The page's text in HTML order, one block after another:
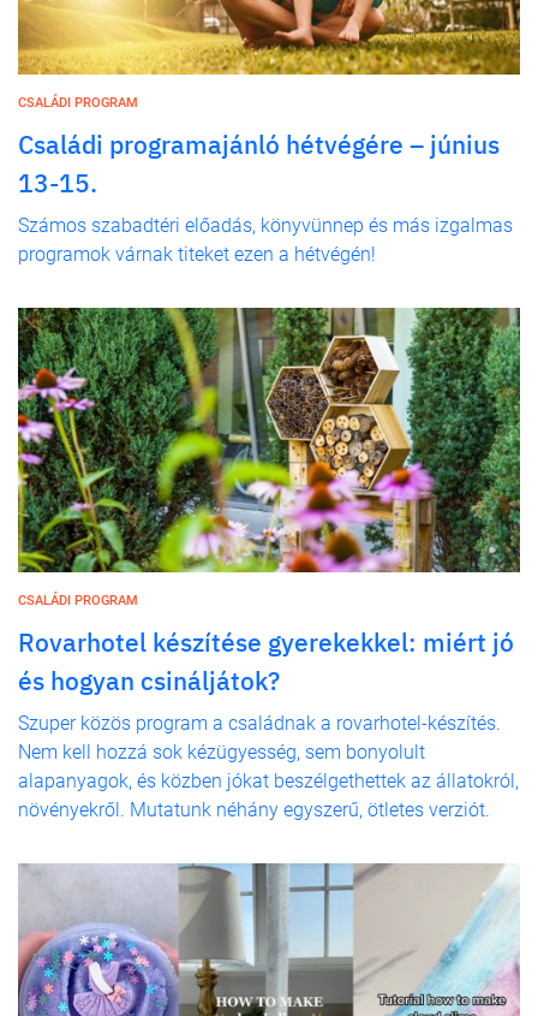
CSALÁDI PROGRAM
Családi programajánló hétvégére – június
13-15.
Számos szabadtéri előadás, könyvünnep és más izgalmas
programok várnak titeket ezen a hétvégén!
CSALÁDI PROGRAM
Rovarhotel készítése gyerekekkel: miért jó
és hogyan csináljátok?
Szuper közös program a családnak a rovarhotel-készítés.
Nem kell hozzá sok kézügyesség, sem bonyolult
alapanyagok, és közben jókat beszélgethettek az állatokról,
növényekről. Mutatunk néhány egyszerű, ötletes verziót.